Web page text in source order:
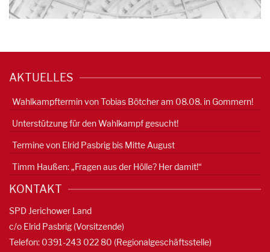
AKTUELLES
Wahlkampftermin von Tobias Bötcher am 08.08. in Gommern!
Unterstützung für den Wahlkampf gesucht!
Termine von Elrid Pasbrig bis Mitte August
Timm Haußen: „Fragen aus der Hölle? Her damit!“
KONTAKT
SPD Jerichower Land
c/o Elrid Pasbrig (Vorsitzende)
Telefon: 0391-243 022 80 (Regionalgeschäftsstelle)